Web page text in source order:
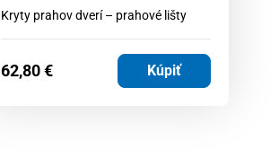
Kryty prahov dverí – prahové lišty
62,80€ Kúpiť